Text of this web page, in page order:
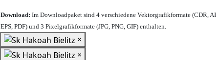
Download: Im Downloadpaket sind 4 verschiedene Vektorgrafikformate (CDR, AI
EPS, PDF) und 3 Pixelgrafikformate (JPG, PNG, GIF) enthalten.
×
×